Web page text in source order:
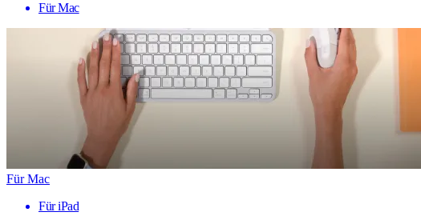
Für Mac
Für Mac
Für iPad